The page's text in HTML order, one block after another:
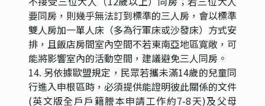
要同房，則幾乎無法訂到標準的三人房，會以標準
雙人房加一單人床（多為行軍床或沙發床）方式安
排，且飯店房間室內空間不若東南亞地區寬敞，可
能將影響室內的活動空間，建議避免三人同房。
14. 另依據歐盟規定，民眾若攜未滿14歲的兒童同
行進入申根區時，必須提供能證明彼此關係的文件
(英文版全戶戶籍謄本申請工作約7-8天)及父母